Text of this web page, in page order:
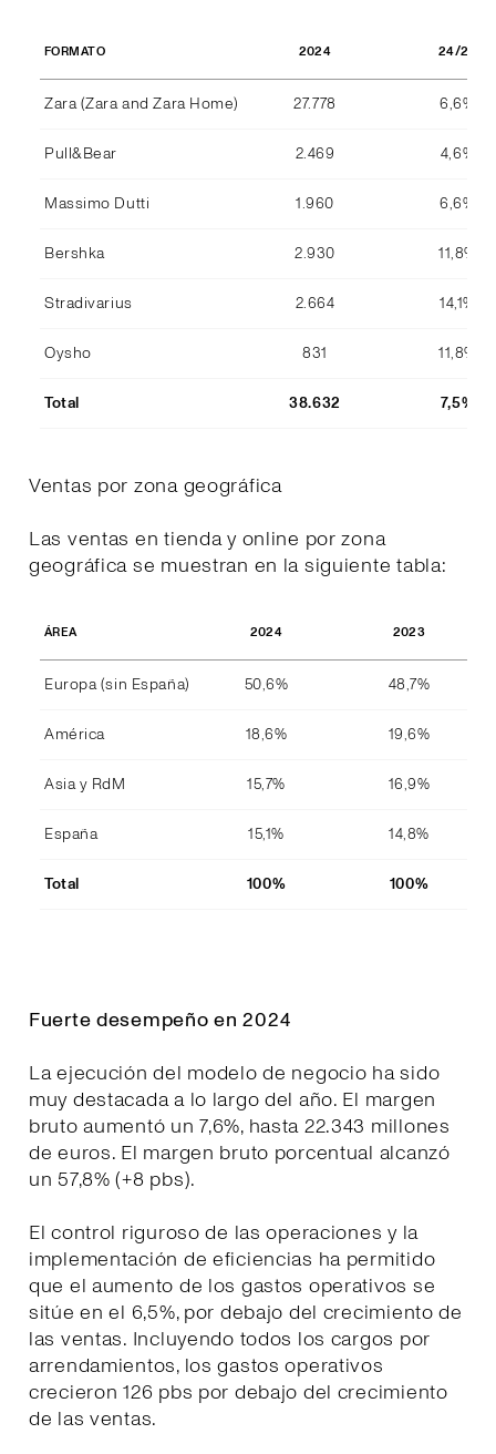
FORMATO 2024 24/23
Zara (Zara and Zara Home) 27.778 6,6%
Pull&Bear 2.469 4,6%
Massimo Dutti 1.960 6,6%
Bershka 2.930 11,8%
Stradivarius 2.664 14,1%
Oysho 831 11,8%
Total 38.632 7,5%
Ventas por zona geográfica
Las ventas en tienda y online por zona
geográfica se muestran en la siguiente tabla:
ÁREA 2024 2023
Europa (sin España) 50,6% 48,7%
América 18,6% 19,6%
Asia y RdM 15,7% 16,9%
España 15,1% 14,8%
Total 100% 100%
Fuerte desempeño en 2024
La ejecución del modelo de negocio ha sido
muy destacada a lo largo del año. El margen
bruto aumentó un 7,6%, hasta 22.343 millones
de euros. El margen bruto porcentual alcanzó
un 57,8% (+8 pbs).
El control riguroso de las operaciones y la
implementación de eficiencias ha permitido
que el aumento de los gastos operativos se
sitúe en el 6,5%, por debajo del crecimiento de
las ventas. Incluyendo todos los cargos por
arrendamientos, los gastos operativos
crecieron 126 pbs por debajo del crecimiento
de las ventas.